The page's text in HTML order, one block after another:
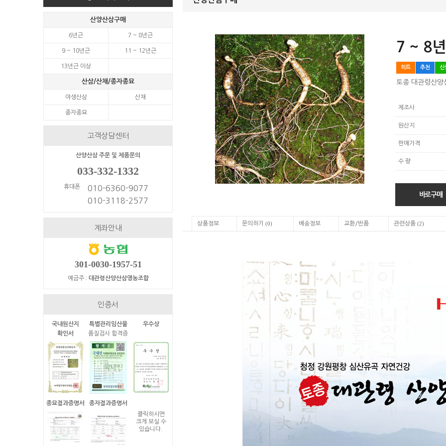
산양산삼구매
6년근 7 ~ 8년근
9 ~ 10년근 11 ~ 12년근
13년근 이상
산삼/산채/종자종묘
야생산삼 산채
종자종묘
고객상담센터
산양산삼 주문 및 제품문의
033-332-1332
휴대폰
010-6360-9077
010-3118-2577
계좌안내
301-0030-1957-51
예금주 : 대관령산양산삼영농조합
인증서
국내원산지
확인서
특별관리임산물
품질검사 합격증
우수상
종묘결과증명서
종자결과증명서
클릭하시면
크게 보실 수
있습니다.
7 ~ 8
히트 추천 신
토종 대관령산양
제조사
원산지
판매가격
수 량
바로구매
상품정보 문의하기 (0) 배송정보 교환/반품 관련상품 (2)